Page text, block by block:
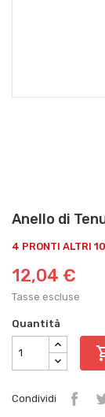
Anello di
4 PRONTI ALTRI
12,04 €
Tasse escluse
Quantità
Condividi